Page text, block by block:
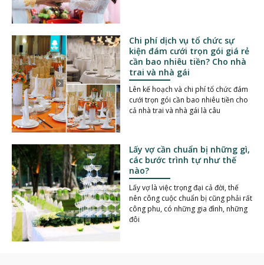
Chi phí dịch vụ tổ chức sự
kiện đám cưới trọn gói giá rẻ
cần bao nhiêu tiền? Cho nhà
trai và nhà gái
Lên kế hoạch và chi phí tổ chức đám
cưới trọn gói cần bao nhiêu tiền cho
cả nhà trai và nhà gái là câu
Lấy vợ cần chuẩn bị những gì,
các bước trình tự như thế
nào?
Lấy vợ là việc trọng đại cả đời, thế
nên công cuộc chuẩn bị cũng phải rất
công phu, có những gia đình, những
đôi